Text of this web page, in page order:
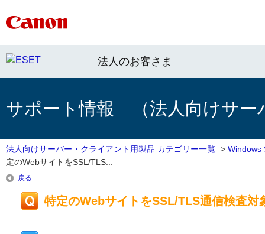
法人のお客さま
サポート情報 （法人向けサー
法人向けサーバー・クライアント用製品 カテゴリー一覧 > Windows
定のWebサイトをSSL/TLS...
戻る
特定のWebサイトをSSL/TLS通信検査対